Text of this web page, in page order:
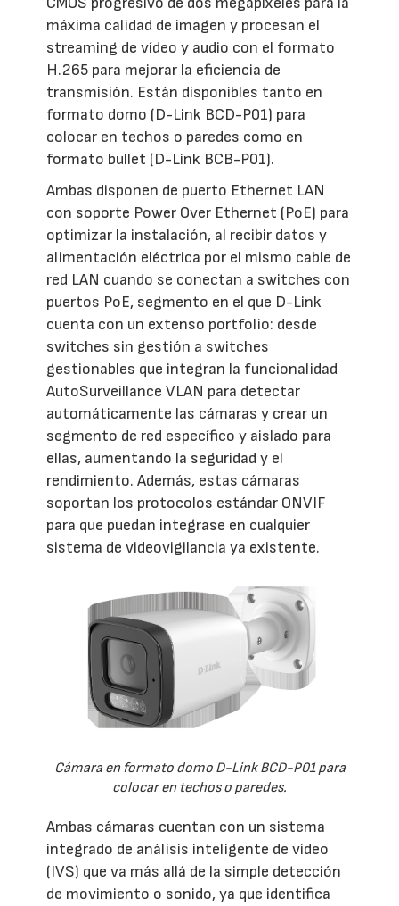
máxima calidad de imagen y procesan el
streaming de vídeo y audio con el formato
H.265 para mejorar la eficiencia de
transmisión. Están disponibles tanto en
formato domo (D-Link BCD-P01) para
colocar en techos o paredes como en
formato bullet (D-Link BCB-P01).
Ambas disponen de puerto Ethernet LAN
con soporte Power Over Ethernet (PoE) para
optimizar la instalación, al recibir datos y
alimentación eléctrica por el mismo cable de
red LAN cuando se conectan a switches con
puertos PoE, segmento en el que D-Link
cuenta con un extenso portfolio: desde
switches sin gestión a switches
gestionables que integran la funcionalidad
AutoSurveillance VLAN para detectar
automáticamente las cámaras y crear un
segmento de red específico y aislado para
ellas, aumentando la seguridad y el
rendimiento. Además, estas cámaras
soportan los protocolos estándar ONVIF
para que puedan integrase en cualquier
sistema de videovigilancia ya existente.
Cámara en formato domo D-Link BCD-P01 para
colocar en techos o paredes.
Ambas cámaras cuentan con un sistema
integrado de análisis inteligente de vídeo
(IVS) que va más allá de la simple detección
de movimiento o sonido, ya que identifica